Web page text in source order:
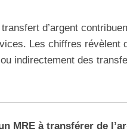
d’argent
Les chiffres révèlent
indirectement des
MRE à transférer de